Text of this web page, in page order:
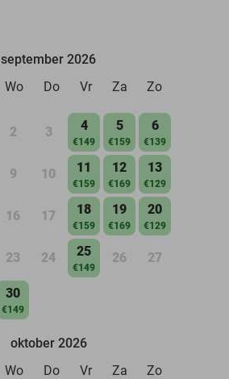
september 2026
Wo Do Vr Za Zo
2 3 4
€149
5
€159
6
€139
9 10 11
€159
12
€169
13
€129
16 17 18
€159
19
€169
20
€129
23 24 25
€149
26 27
30
€149
oktober 2026
Wo Do Vr Za Zo